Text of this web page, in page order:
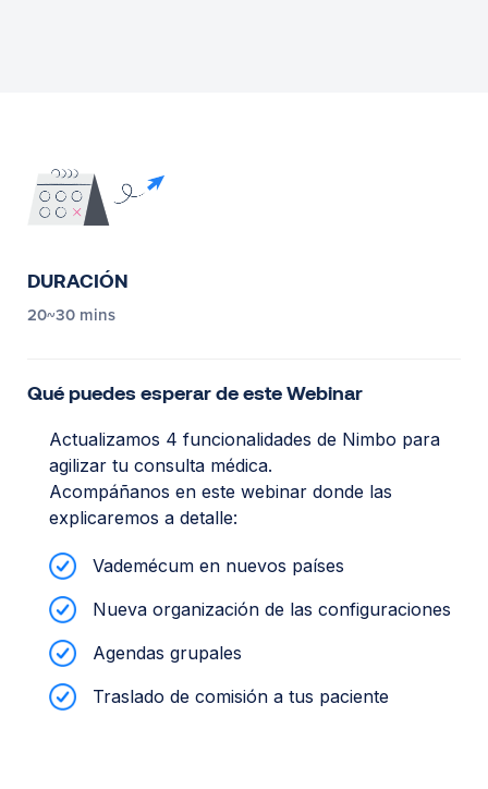
DURACIÓN
20~30 mins
Qué puedes esperar de este Webinar
Actualizamos 4 funcionalidades de Nimbo para
agilizar tu consulta médica.
Acompáñanos en este webinar donde las
explicaremos a detalle:
Vademécum en nuevos países
Nueva organización de las configuraciones
Agendas grupales
Traslado de comisión a tus paciente